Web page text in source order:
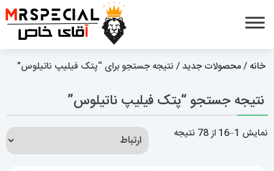
خانه /محصولات جدید/ نتیجه جستجو برای “پتک فیلیپ ناتیلوس”
نتیجه جستجو “پتک فیلیپ ناتیلوس”
نمایش 1–16 از 78 نتیجه
مرتب‌سازی